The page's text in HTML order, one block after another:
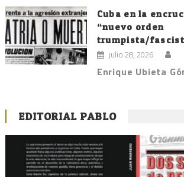
Cuba en la
“nuevo orden
trumpista/
julio 28, 2026
Enrique Ubieta
EDITORIAL PABLO